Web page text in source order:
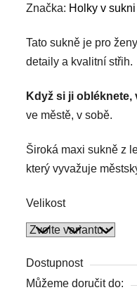
hodnocení
je
4,7
5
hvězdiček.
Značka: Holky v sukni
Tato sukně je pro
detaily a kvalitní střih.
Když si ji obléknete,
ve městě, v sobě.
Široká maxi sukně z
který vyvažuje
Velikost
Dostupnost
Můžeme doručit do: